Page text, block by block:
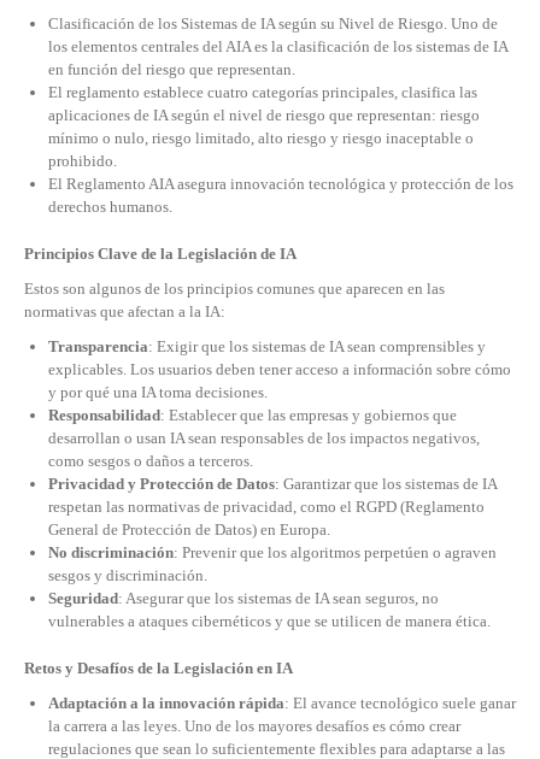
Clasificación de los Sistemas de IA según su Nivel de Riesgo. Uno de
los elementos centrales del AIA es la clasificación de los sistemas de IA
en función del riesgo que representan.
El reglamento establece cuatro categorías principales, clasifica las
aplicaciones de IA según el nivel de riesgo que representan: riesgo
mínimo o nulo, riesgo limitado, alto riesgo y riesgo inaceptable o
prohibido.
El Reglamento AIA asegura innovación tecnológica y protección de los
derechos humanos.
Principios Clave de la Legislación de IA
Estos son algunos de los principios comunes que aparecen en las
normativas que afectan a la IA:
Transparencia: Exigir que los sistemas de IA sean comprensibles y
explicables. Los usuarios deben tener acceso a información sobre cómo
y por qué una IA toma decisiones.
Responsabilidad: Establecer que las empresas y gobiernos que
desarrollan o usan IA sean responsables de los impactos negativos,
como sesgos o daños a terceros.
Privacidad y Protección de Datos: Garantizar que los sistemas de IA
respetan las normativas de privacidad, como el RGPD (Reglamento
General de Protección de Datos) en Europa.
No discriminación: Prevenir que los algoritmos perpetúen o agraven
sesgos y discriminación.
Seguridad: Asegurar que los sistemas de IA sean seguros, no
vulnerables a ataques cibernéticos y que se utilicen de manera ética.
Retos y Desafíos de la Legislación en IA
Adaptación a la innovación rápida: El avance tecnológico suele ganar
la carrera a las leyes. Uno de los mayores desafíos es cómo crear
regulaciones que sean lo suficientemente flexibles para adaptarse a las